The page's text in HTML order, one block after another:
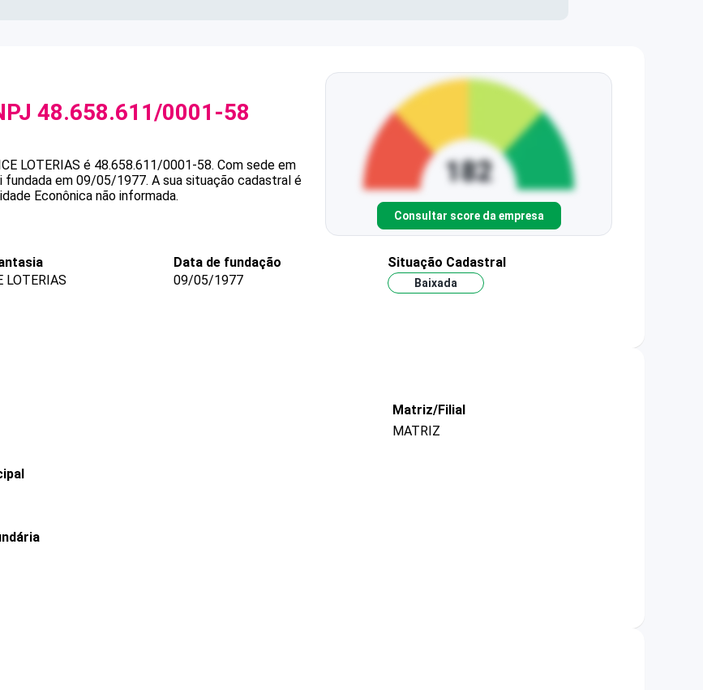
48.658.611/0001-58
LOTERIAS é 48.658.611/0001-58. Com sede em
fundada em 09/05/1977. A sua situação cadastral é
Econônica não informada.
Consultar score da empresa
LOTERIAS
Data de fundação
09/05/1977
Situação Cadastral
Baixada
Matriz/Filial
MATRIZ